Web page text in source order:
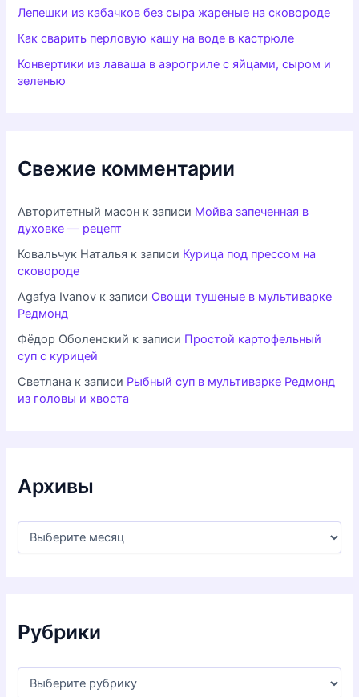
Лепешки из кабачков без сыра жареные на сковороде
Как сварить перловую кашу на воде в кастрюле
Конвертики из лаваша в аэрогриле с яйцами, сыром и
зеленью
Свежие комментарии
Авторитетный масон к записи Мойва запеченная в
духовке — рецепт
Ковальчук Наталья к записи Курица под прессом на
сковороде
Agafya Ivanov к записи Овощи тушеные в мультиварке
Редмонд
Фёдор Оболенский к записи Простой картофельный
суп с курицей
Светлана к записи Рыбный суп в мультиварке Редмонд
из головы и хвоста
Архивы
Рубрики